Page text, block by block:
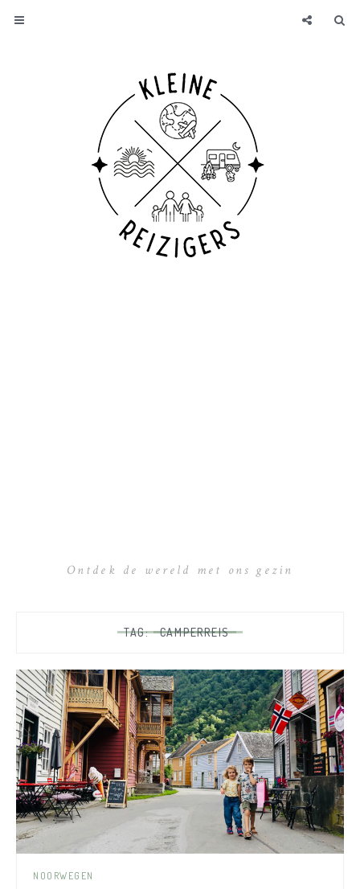
Ontdek de wereld met ons gezin
TAG: CAMPERREIS
NOORWEGEN